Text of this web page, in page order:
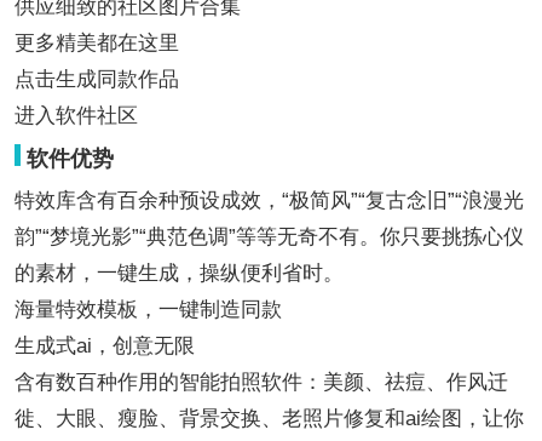
供应细致的社区图片合集
更多精美都在这里
点击生成同款作品
进入软件社区
软件优势
特效库含有百余种预设成效，“极简风”“复古念旧”“浪漫光
韵”“梦境光影”“典范色调”等等无奇不有。你只要挑拣心仪
的素材，一键生成，操纵便利省时。
海量特效模板，一键制造同款
生成式ai，创意无限
含有数百种作用的智能拍照软件：美颜、祛痘、作风迁
徙、大眼、瘦脸、背景交换、老照片修复和ai绘图，让你